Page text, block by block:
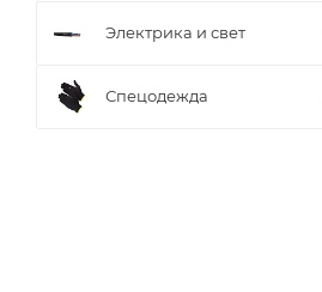
Электрика и свет
Спецодежда